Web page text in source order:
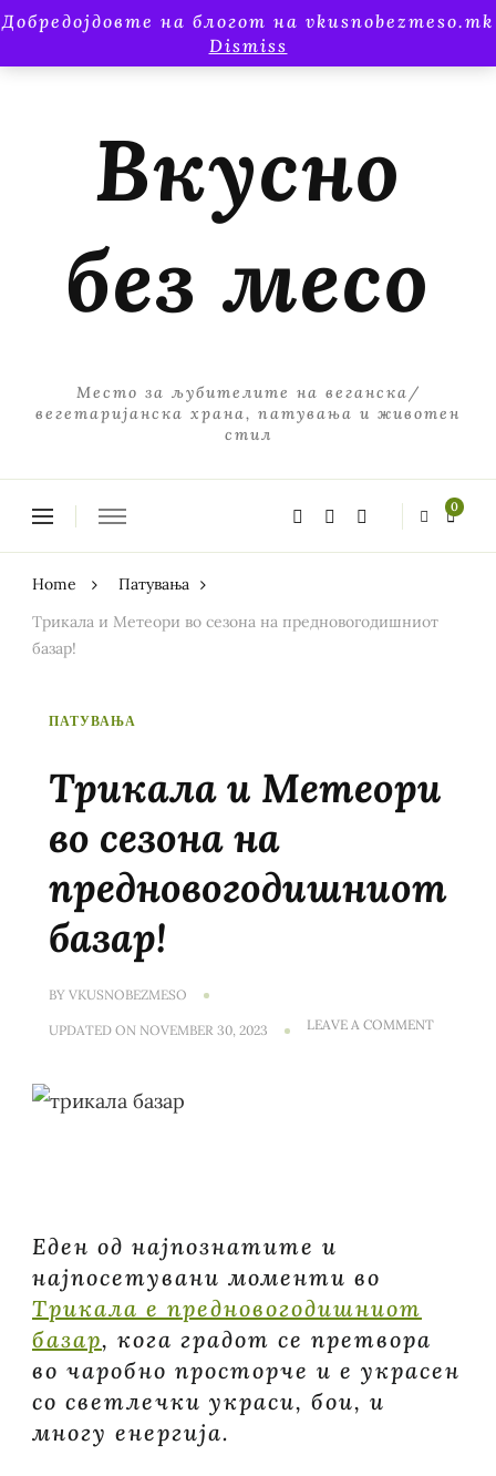
Добредојдовте на блогот на vkusnobezmeso.mk
Dismiss
Вкусно
без месо
Место за љубителите на веганска/
вегетаријанска храна, патувања и животен
стил
0
Home
Патувања
Трикала и Метеори во сезона на предновогодишниот
базар!
ПАТУВАЊА
Трикала и Метеори
во сезона на
предновогодишниот
базар!
BY VKUSNOBEZMESO
UPDATED ON NOVEMBER 30, 2023 LEAVE A COMMENTON
Еден од најпознатите и
најпосетувани моменти во
Трикала е предновогодишниот
базар, кога градот се претвора
во чаробно просторче и е украсен
со светлечки украси, бои, и
многу енергија.